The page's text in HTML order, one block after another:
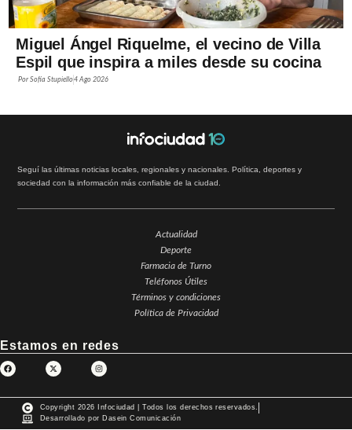
Miguel Ángel Riquelme, el vecino de Villa
Espil que inspira a miles desde su cocina
PorSofía Stupiello4 Ago 2026
Seguí las últimas noticias locales, regionales y nacionales. Política, deportes y
sociedad con la información más confiable de la ciudad.
Actualidad
Deporte
Farmacia de Turno
Teléfonos Útiles
Términos y condiciones
Política de Privacidad
Estamos en redes
Copyright 2026 Infociudad | Todos los derechos reservados.
Desarrollado por Dasein Comunicación